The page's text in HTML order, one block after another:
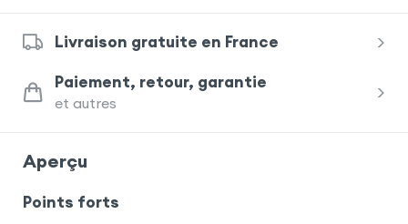
Livraison gratuite en France
Paiement, retour, garantie
et autres
Aperçu
Points forts